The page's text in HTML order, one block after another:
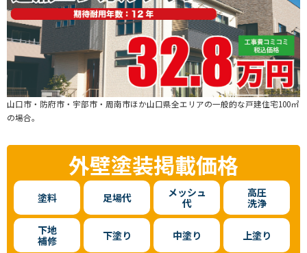
山口市・防府市・宇部市・周南市ほか山口県全エリアの一般的な戸建住宅100㎡
の場合。
外壁塗装掲載価格
塗料 足場代
メッシュ
代
高圧
洗浄
下地
補修
下塗り 中塗り 上塗り